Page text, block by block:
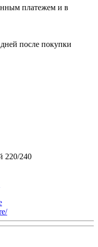
платежем и в
после покупки
220/240